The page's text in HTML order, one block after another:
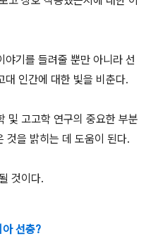
기를 들려줄 뿐만 아니라 선
대 인간에 대한 빛을 비춘다.
및 고고학 연구의 중요한 부분
것을 밝히는 데 도움이 된다.
것이다.
아 선충?